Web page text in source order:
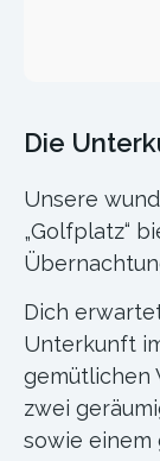
Die
Unsere
„Golfplatz“
Dich
Unterkunft
gemütlichen
zwei
sowie einem